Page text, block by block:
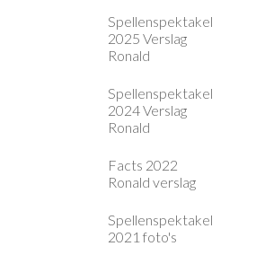
Spellenspektakel
2025 Verslag
Ronald
Spellenspektakel
2024 Verslag
Ronald
Facts 2022
Ronald verslag
Spellenspektakel
2021 foto's